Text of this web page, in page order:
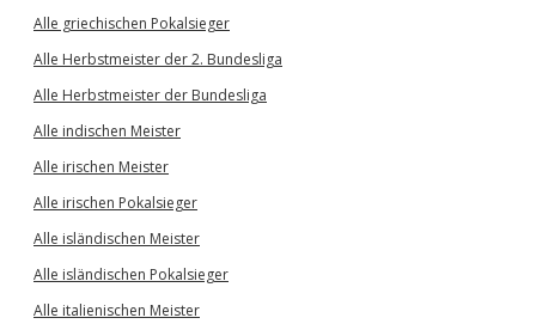
Alle griechischen Pokalsieger
Alle Herbstmeister der 2. Bundesliga
Alle Herbstmeister der Bundesliga
Alle indischen Meister
Alle irischen Meister
Alle irischen Pokalsieger
Alle isländischen Meister
Alle isländischen Pokalsieger
Alle italienischen Meister